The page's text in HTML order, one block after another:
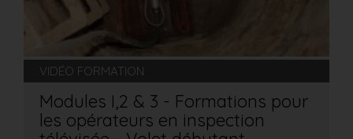
VIDÉO FORMATION
Modules I,2 & 3 - Formations pour
les opérateurs en inspection